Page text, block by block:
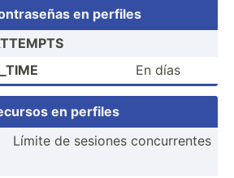
en perfiles
En días
en perfiles
Límite de sesiones concur­rentes